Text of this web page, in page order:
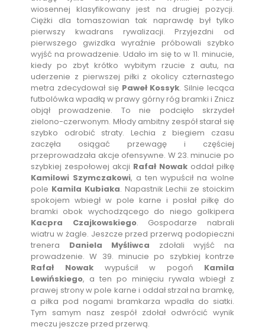
wiosennej klasyfikowany jest na drugiej pozycji.
Ciężki dla tomaszowian tak naprawdę był tylko
pierwszy kwadrans rywalizacji. Przyjezdni od
pierwszego gwizdka wyraźnie próbowali szybko
wyjść na prowadzenie. Udało im się to w 11. minucie,
kiedy po zbyt krótko wybitym rzucie z autu, na
uderzenie z pierwszej piłki z okolicy czternastego
metra zdecydował się Paweł Kossyk. Silnie lecąca
futbolówka wpadłą w prawy górny róg bramki i Znicz
objął prowadzenie. To nie podcięło skrzydeł
zielono-czerwonym. Młody ambitny zespół starał się
szybko odrobić straty. Lechia z biegiem czasu
zaczęła osiągać przewagę i częściej
przeprowadzała akcje ofensywne. W 23. minucie po
szybkiej zespołowej akcji Rafał Nowakoddał piłkę
Kamilowi Szymczakowi, a ten wypuścił na wolne
pole Kamila Kubiaka. Napastnik Lechii ze stoickim
spokojem wbiegł w pole karne i posłał piłkę do
bramki obok wychodzącego do niego golkipera
Kacpra Czajkowskiego. Gospodarze nabrali
wiatru w żagle. Jeszcze przed przerwą podopieczni
trenera Daniela Myśliwca zdołali wyjść na
prowadzenie. W 39. minucie po szybkiej kontrze
Rafał Nowak wypuścił w pogoń Kamila
Lewińskiego, a ten po minięciu rywala wbiegł z
prawej strony w pole karne i oddał strzał na bramkę,
a piłka pod nogami bramkarza wpadła do siatki.
Tym samym nasz zespół zdołał odwrócić wynik
meczu jeszcze przed przerwą.